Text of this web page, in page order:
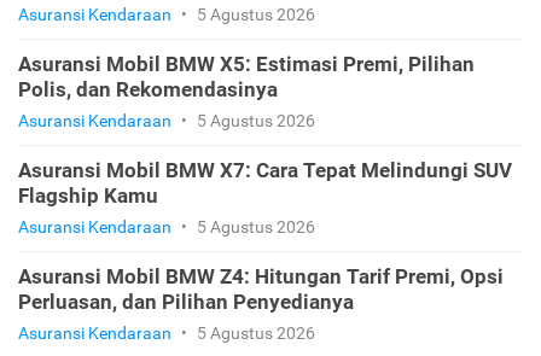
Asuransi Kendaraan • 5 Agustus 2026
Asuransi Mobil BMW X5: Estimasi Premi, Pilihan
Polis, dan Rekomendasinya
Asuransi Kendaraan • 5 Agustus 2026
Asuransi Mobil BMW X7: Cara Tepat Melindungi SUV
Flagship Kamu
Asuransi Kendaraan • 5 Agustus 2026
Asuransi Mobil BMW Z4: Hitungan Tarif Premi, Opsi
Perluasan, dan Pilihan Penyedianya
Asuransi Kendaraan • 5 Agustus 2026